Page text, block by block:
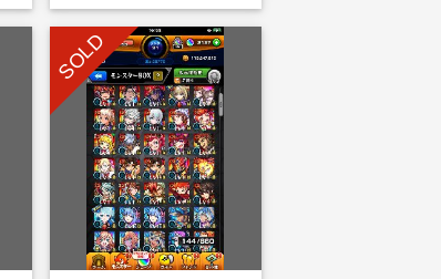
い後、アプリをappStoreもしくは
Googleplayから【捨てメアド】と
SOLD